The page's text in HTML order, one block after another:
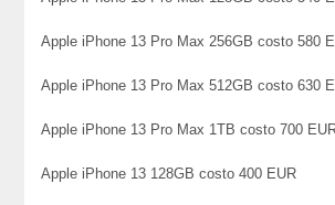
Apple iPhone 13 Pro Max 256GB costo 580
Apple iPhone 13 Pro Max 512GB costo 630
Apple iPhone 13 Pro Max 1TB costo 700
Apple iPhone 13 128GB costo 400 EUR